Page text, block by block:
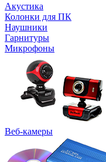
Акустика
Колонки для ПК
Наушники
Гарнитуры
Микрофоны
Веб-камеры